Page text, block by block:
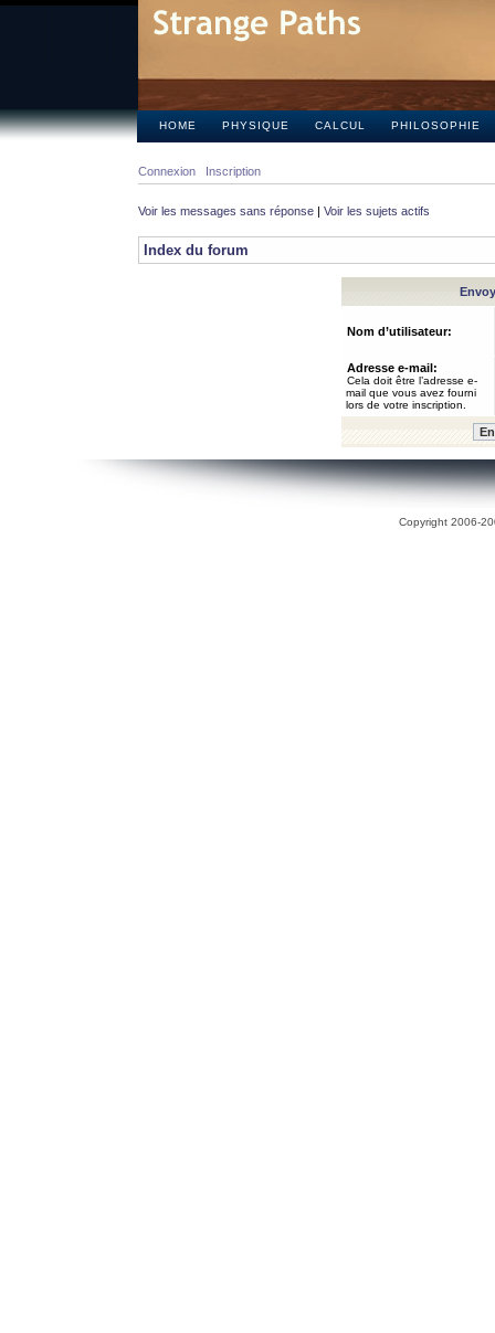
HOME PHYSIQUE CALCUL PHILOSOPHIE
Connexion Inscription
Voir les messages sans réponse | Voir les sujets actifs
Index du forum
Nom d’utilisateur:
Adresse e-mail:
Cela doit être l’adresse e-
mail que vous avez fourni
lors de votre inscription.
Copyright 2006-